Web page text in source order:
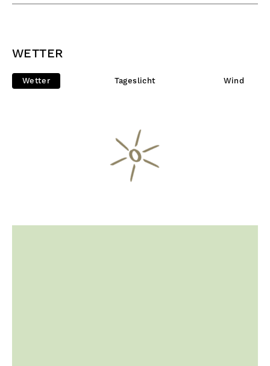
WETTER
Wetter Tageslicht Wind